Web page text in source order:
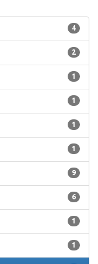
4
2
1
1
1
1
9
6
1
1